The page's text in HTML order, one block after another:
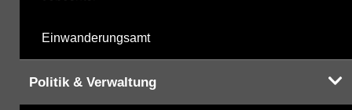
Einwanderungsamt
Politik & Verwaltung